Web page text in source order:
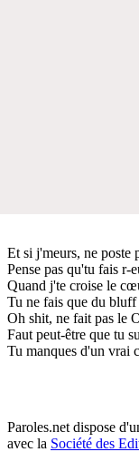
Et si j'meurs, ne
Pense pas qu'tu fais r-
Quand j'te croise le
Tu ne fais que du
Oh shit, ne fait pas le
Faut peut-être que tu
Tu manques d'un vrai
Paroles.net dispose
avec la Société des